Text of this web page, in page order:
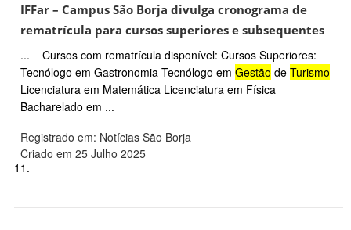
IFFar – Campus São Borja divulga cronograma de
rematrícula para cursos superiores e subsequentes
... Cursos com rematrícula disponível: Cursos Superiores:
Tecnólogo em Gastronomia Tecnólogo em Gestão de Turismo
Licenciatura em Matemática Licenciatura em Física
Bacharelado em ...
Registrado em: Notícias São Borja
Criado em 25 Julho 2025
11.